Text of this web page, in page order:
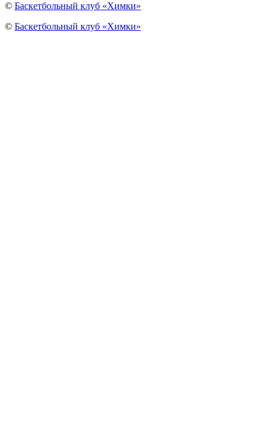
© Баскетбольный клуб «Химки»
© Баскетбольный клуб «Химки»